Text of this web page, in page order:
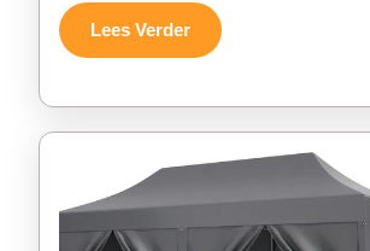
al
uw
Lees VerderLees
Verder